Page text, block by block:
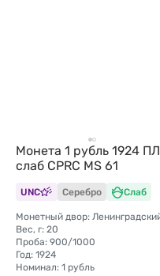
Монета 1 рубль 1924 ПЛ
слаб CPRC MS 61
UNC Серебро Слаб
Вес, г: 20
Проба: 900/1000
Год: 1924
Номинал: 1 рубль